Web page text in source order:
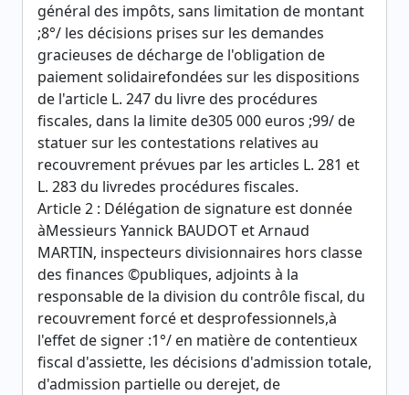
général des impôts, sans limitation de montant
;8°/ les décisions prises sur les demandes
gracieuses de décharge de l'obligation de
paiement solidairefondées sur les dispositions
de l'article L. 247 du livre des procédures
fiscales, dans la limite de305 000 euros ;99/ de
statuer sur les contestations relatives au
recouvrement prévues par les articles L. 281 et
L. 283 du livredes procédures fiscales.
Article 2 : Délégation de signature est donnée
àMessieurs Yannick BAUDOT et Arnaud
MARTIN, inspecteurs divisionnaires hors classe
des finances ©publiques, adjoints à la
responsable de la division du contrôle fiscal, du
recouvrement forcé et desprofessionnels,à
l'effet de signer :1°/ en matière de contentieux
fiscal d'assiette, les décisions d'admission totale,
d'admission partielle ou derejet, de